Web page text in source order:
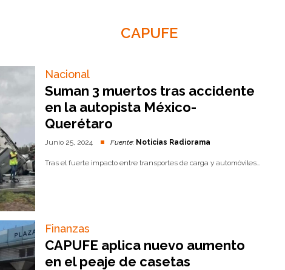
CAPUFE
Nacional
Suman 3 muertos tras accidente
en la autopista México-
Querétaro
Junio 25, 2024 Fuente: Noticias Radiorama
Tras el fuerte impacto entre transportes de carga y automóviles...
Finanzas
CAPUFE aplica nuevo aumento
en el peaje de casetas